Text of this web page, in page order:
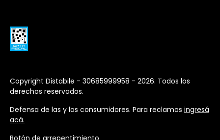
Copyright Distabile - 30685999958 - 2026. Todos los
derechos reservados.
Defensa de las y los consumidores. Para reclamos ingresá
acá.